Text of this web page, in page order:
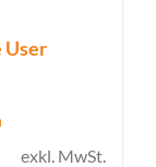
User
exkl. MwSt.